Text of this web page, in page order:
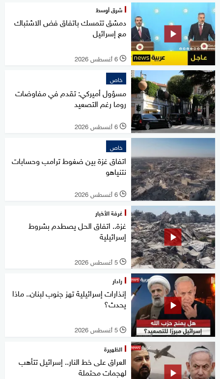
شرق أوسط
دمشق تتمسك باتفاق فض الاشتباك
مع إسرائيل
l 6 أغسطس 2026
خاص
مسؤول أميركي: تقدم في مفاوضات
روما رغم التصعيد
l 6 أغسطس 2026
خاص
اتفاق غزة بين ضغوط ترامب وحسابات
نتنياهو
l 6 أغسطس 2026
غرفة الأخبار
غزة.. اتفاق الحل يصطدم بشروط
إسرائيلية
l 5 أغسطس 2026
رادار
إنذارات إسرائيلية تهز جنوب لبنان.. ماذا
يحدث؟
l 5 أغسطس 2026
الظهيرة
العراق على خط النار.. إسرائيل تتأهب
لهجمات محتملة